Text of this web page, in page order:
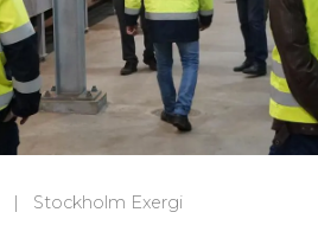
| Stockholm Exergi